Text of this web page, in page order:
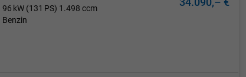
96 kW (131 PS) 1.498 ccm
Benzin